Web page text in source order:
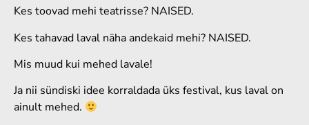
Kes toovad mehi teatrisse? NAISED.
Kes tahavad laval näha andekaid mehi? NAISED.
Mis muud kui mehed lavale!
Ja nii sündiski idee korraldada üks festival, kus laval on
ainult mehed.